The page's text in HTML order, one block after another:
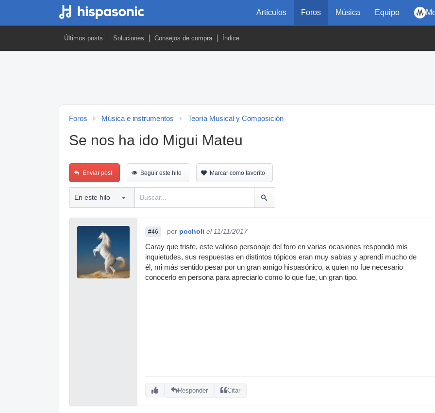
Artículos Foros Música Equipo
Últimos posts Soluciones Consejos de compra Índice
Foros Música e instrumentos Teoría Musical y Composición
Se nos ha ido Migui Mateu
Enviar post Seguir este hilo Marcar como favorito
#46 por pocholi el 11/11/2017
Caray que triste, este valioso personaje del foro en varias ocasiones respondió mis
inquietudes, sus respuestas en distintos tópicos eran muy sabias y aprendí mucho de
él, mi más sentido pesar por un gran amigo hispasónico, a quien no fue necesario
conocerlo en persona para apreciarlo como lo que fue, un gran tipo.
Responder Citar